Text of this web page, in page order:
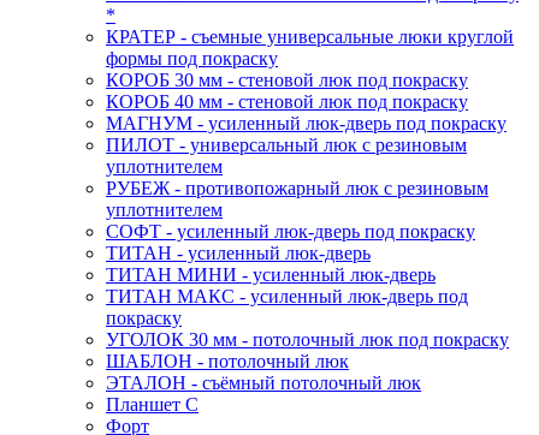
*
КРАТЕР - съемные универсальные люки круглой
формы под покраску
КОРОБ 30 мм - стеновой люк под покраску
КОРОБ 40 мм - стеновой люк под покраску
МАГНУМ - усиленный люк-дверь под покраску
ПИЛОТ - универсальный люк с резиновым
уплотнителем
РУБЕЖ - противопожарный люк с резиновым
уплотнителем
СОФТ - усиленный люк-дверь под покраску
ТИТАН - усиленный люк-дверь
ТИТАН МИНИ - усиленный люк-дверь
ТИТАН МАКС - усиленный люк-дверь под
покраску
УГОЛОК 30 мм - потолочный люк под покраску
ШАБЛОН - потолочный люк
ЭТАЛОН - съёмный потолочный люк
Планшет С
Форт